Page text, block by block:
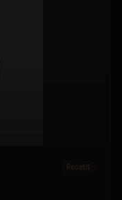
Rosetit